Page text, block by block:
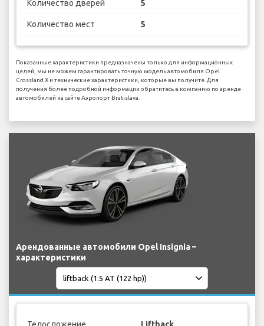
Количество дверей 5
Количество мест 5
Показанные характеристики предназначены только для информационных
целей, мы не можем гарантировать точную модель автомобиля Opel
Crossland X и технические характеристики, которые вы получите. Для
получения более подробной информации обратитесь в компанию по аренде
автомобилей на сайте Аэропорт Bratislava.
Арендованные автомобили Opel Insignia –
характеристики
Телосложение Liftback